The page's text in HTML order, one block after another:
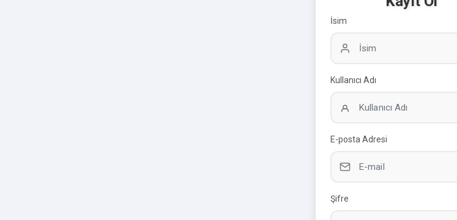
İsim
Kullanıcı Adı
E-posta Adresi
Şifre